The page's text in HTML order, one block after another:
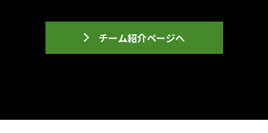
チーム紹介ページへ